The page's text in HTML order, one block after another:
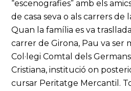
“escenografies” amb els
de casa seva o als carrers de
Quan la família es va
carrer de Girona, Pau va ser
Col·legi Comtal dels
Cristiana, institució on
cursar Peritatge Mercantil.